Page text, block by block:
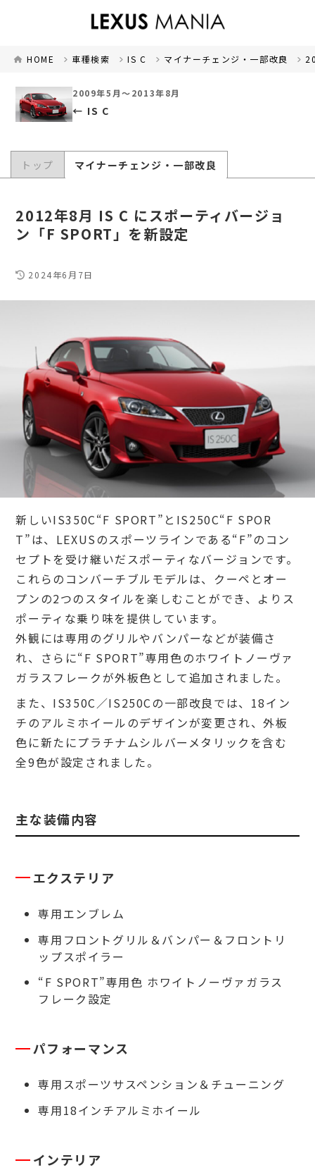
HOME 車種検索 IS C マイナーチェンジ・一部改良
2009年5月～2013年8月
IS C
トップ マイナーチェンジ・一部改良
2012年8月 IS C にスポーティバージョ
ン「F SPORT」を新設定
2024年6月7日
新しいIS350C“F SPORT”とIS250C“F SPOR
T”は、LEXUSのスポーツラインである“F”のコン
セプトを受け継いだスポーティなバージョンです。
これらのコンバーチブルモデルは、クーペとオー
プンの2つのスタイルを楽しむことができ、よりス
ポーティな乗り味を提供しています。
外観には専用のグリルやバンパーなどが装備さ
れ、さらに“F SPORT”専用色のホワイトノーヴァ
ガラスフレークが外板色として追加されました。
また、IS350C／IS250Cの一部改良では、18イン
チのアルミホイールのデザインが変更され、外板
色に新たにプラチナムシルバーメタリックを含む
全9色が設定されました。
主な装備内容
エクステリア
専用エンブレム
専用フロントグリル＆バンパー＆フロントリ
ップスポイラー
“F SPORT”専用色 ホワイトノーヴァガラス
フレーク設定
パフォーマンス
専用スポーツサスペンション＆チューニング
専用18インチアルミホイール
インテリア